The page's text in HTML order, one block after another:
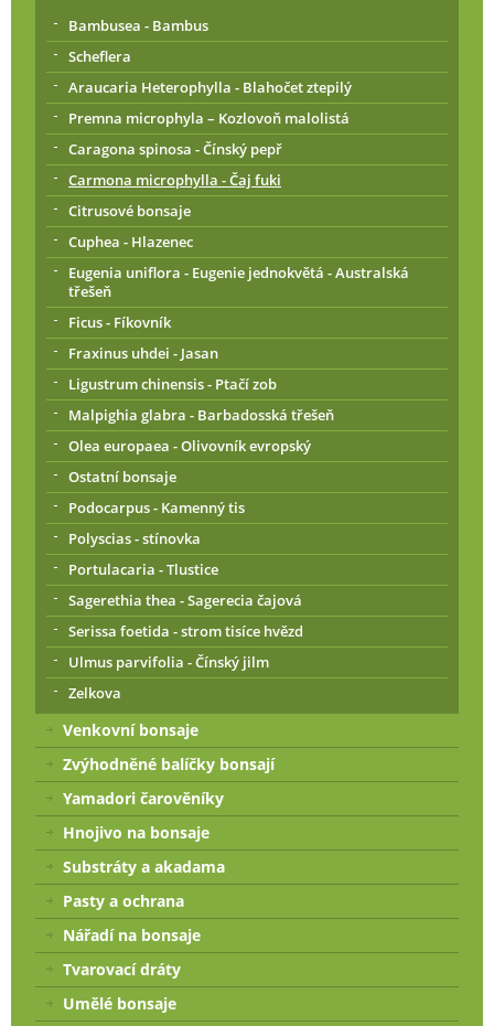
Bambusea - Bambus
Scheflera
Araucaria Heterophylla - Blahočet ztepilý
Premna microphyla – Kozlovoň malolistá
Caragona spinosa - Čínský pepř
Carmona microphylla - Čaj fuki
Citrusové bonsaje
Cuphea - Hlazenec
Eugenia uniflora - Eugenie jednokvětá - Australská
třešeň
Ficus - Fíkovník
Fraxinus uhdei - Jasan
Ligustrum chinensis - Ptačí zob
Malpighia glabra - Barbadosská třešeň
Olea europaea - Olivovník evropský
Ostatní bonsaje
Podocarpus - Kamenný tis
Polyscias - stínovka
Portulacaria - Tlustice
Sagerethia thea - Sagerecia čajová
Serissa foetida - strom tisíce hvězd
Ulmus parvifolia - Čínský jilm
Zelkova
Venkovní bonsaje
Zvýhodněné balíčky bonsají
Yamadori čarověníky
Hnojivo na bonsaje
Substráty a akadama
Pasty a ochrana
Nářadí na bonsaje
Tvarovací dráty
Umělé bonsaje